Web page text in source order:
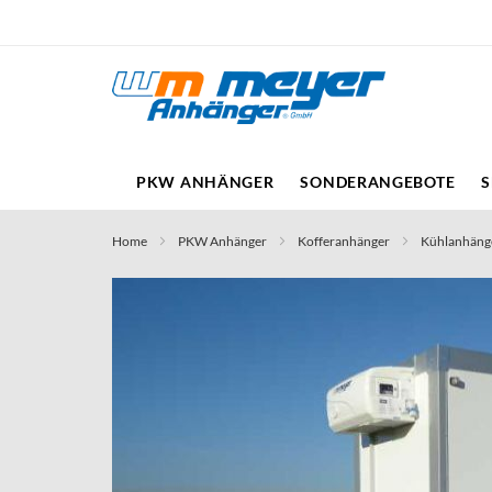
Inhalt
PKW ANHÄNGER SONDERANGEBOTE
Home PKW Anhänger Kofferanhänger
Skip